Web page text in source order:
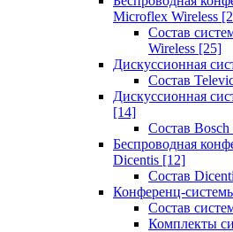
Microflex Wireless
Состав
Wireless [25]
Дискуссионная
Состав
Дискуссионная
[14]
Состав
Беспроводная
Dicentis [12]
Состав
Конференц-
Состав
Комплекты